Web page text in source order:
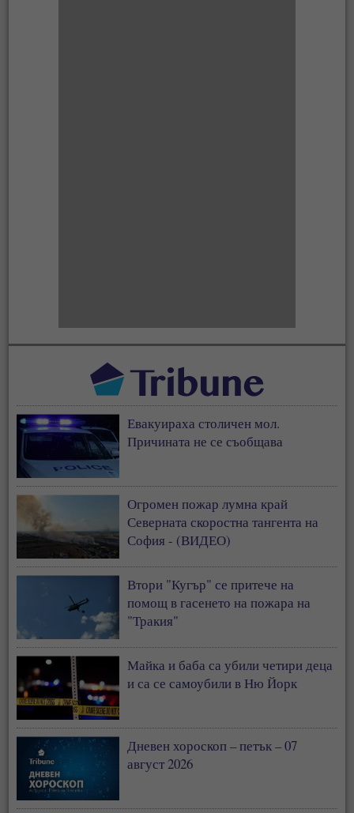
Евакуираха столичен мол.
Причината не се съобщава
Огромен пожар лумна край
Северната скоростна тангента на
София - (ВИДЕО)
Втори "Кугър" се притече на
помощ в гасенето на пожара на
"Тракия"
Майка и баба са убили четири деца
и са се самоубили в Ню Йорк
Дневен хороскоп – петък – 07
август 2026